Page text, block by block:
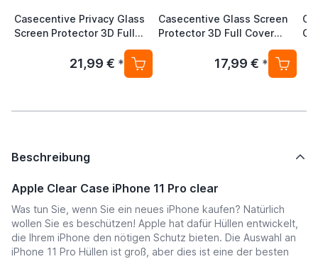
Casecentive Privacy Glass
Screen Protector 3D Full
21,99 € *
Casecentive Glass Screen
Protector 3D Full Cover
17,99 € *
Beschreibung
Apple Clear Case iPhone 11 Pro clear
Was tun Sie, wenn Sie ein neues iPhone kaufen? Natürlich
wollen Sie es beschützen! Apple hat dafür Hüllen entwickelt,
die Ihrem iPhone den nötigen Schutz bieten. Die Auswahl an
iPhone 11 Pro Hüllen ist groß, aber dies ist eine der besten